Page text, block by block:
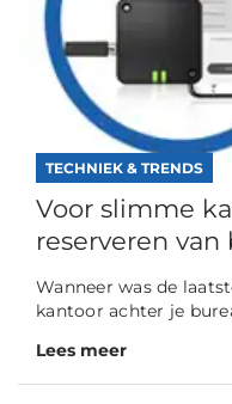
TECHNIEK & TRENDS
Voor slimme
reserveren van
Wanneer was de
kantoor achter je
Lees meer